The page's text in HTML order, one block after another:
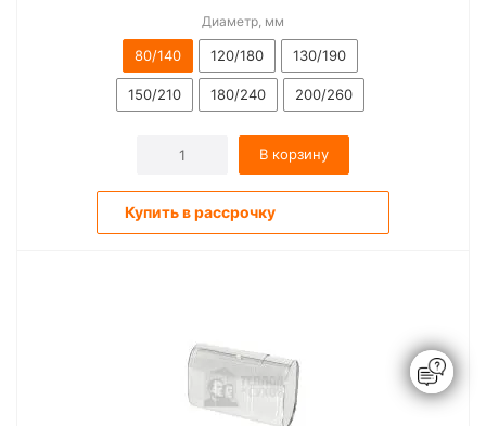
Диаметр, мм
80/140 120/180 130/190
150/210 180/240 200/260
В корзину
Купить в рассрочку